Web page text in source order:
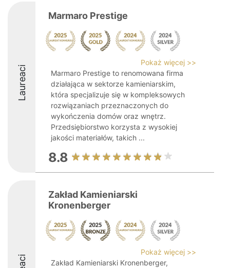
Laureaci
Marmaro Prestige
Pokaż więcej >>
Marmaro Prestige to renomowana firma
działająca w sektorze kamieniarskim,
która specjalizuje się w kompleksowych
rozwiązaniach przeznaczonych do
wykończenia domów oraz wnętrz.
Przedsiębiorstwo korzysta z wysokiej
jakości materiałów, takich ...
8.8
Zakład Kamieniarski
Kronenberger
Pokaż więcej >>
Zakład Kamieniarski Kronenberger,